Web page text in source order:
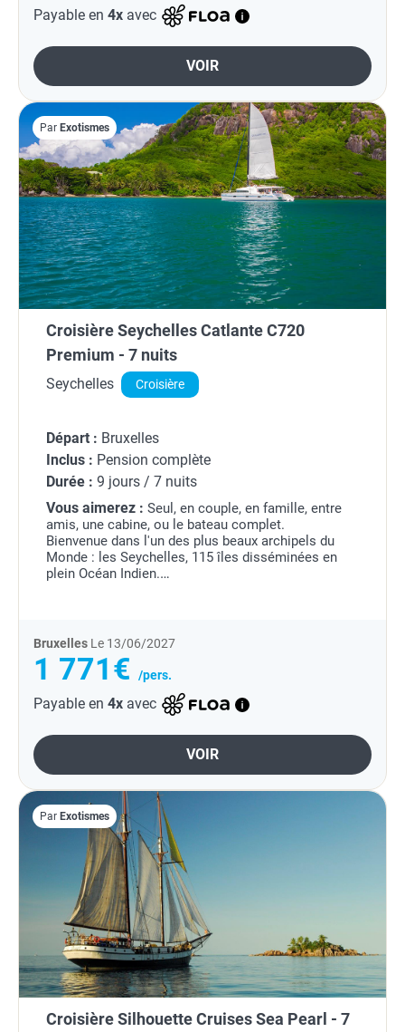
Payable en 4x avec
VOIR
Par Exotismes
Croisière Seychelles Catlante C720
Premium - 7 nuits
Seychelles Croisière
Départ : Bruxelles
Inclus : Pension complète
Durée : 9 jours / 7 nuits
Vous aimerez : Seul, en couple, en famille, entre
amis, une cabine, ou le bateau complet.
Bienvenue dans l'un des plus beaux archipels du
Monde : les Seychelles, 115 îles disséminées en
plein Océan Indien.
Bruxelles Le 13/06/2027
1 771€ /pers.
Payable en 4x avec
VOIR
Par Exotismes
Croisière Silhouette Cruises Sea Pearl - 7